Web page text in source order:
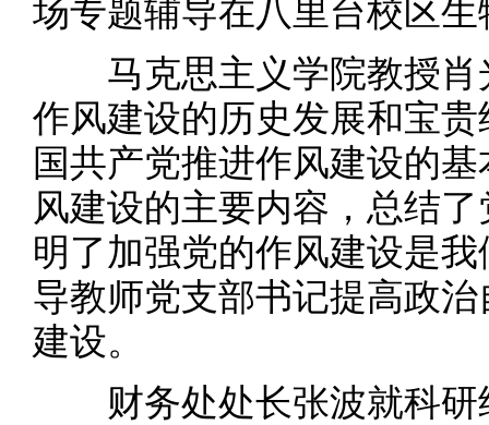
场专题辅导在八里台校区
马克思主义学院教授肖
作风建设的历史发展和宝
国共产党推进作风建设的
风建设的主要内容，总结
明了加强党的作风建设是
导教师党支部书记提高政
建设。
财务处处长张波就科研